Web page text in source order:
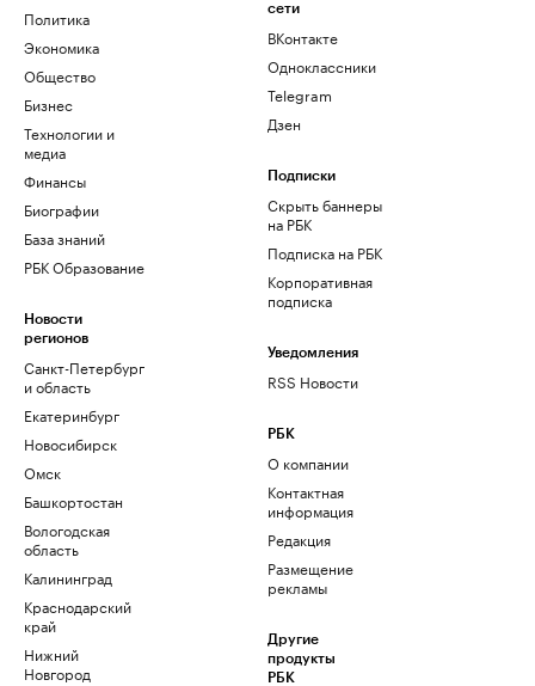
Политика
Экономика
Общество
Бизнес
Технологии и
медиа
Финансы
Биографии
База знаний
РБК Образование
Новости
регионов
Санкт-Петербург
и область
Екатеринбург
Новосибирск
Омск
Башкортостан
Вологодская
область
Калининград
Краснодарский
край
Нижний
Новгород
сети
ВКонтакте
Одноклассники
Telegram
Дзен
Подписки
Скрыть баннеры
на РБК
Подписка на РБК
Корпоративная
подписка
Уведомления
RSS Новости
РБК
О компании
Контактная
информация
Редакция
Размещение
рекламы
Другие
продукты
РБК